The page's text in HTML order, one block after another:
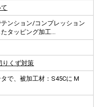
ンション/コンプレッション
タッピング加工...
りくず対策
で、被加工材：S45Cに M